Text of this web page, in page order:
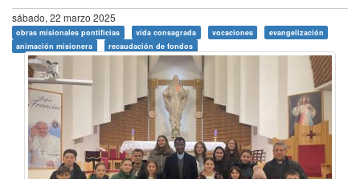
sábado, 22 marzo 2025
obras misionales pontificias vida consagrada vocaciones
evangelización
animación misionera
recaudación de fondos